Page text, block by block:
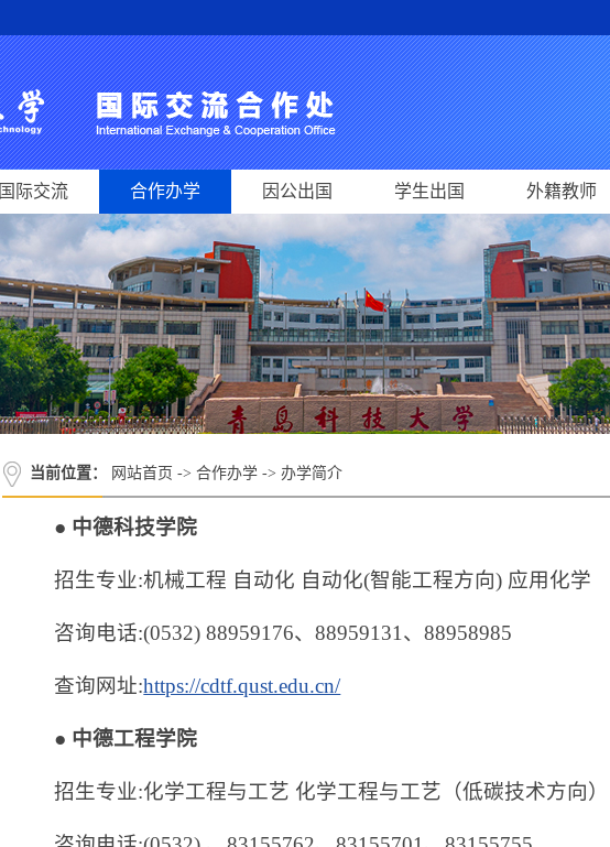
国际交流 合作办学 因公出国 学生出国 外籍教师
当前位置： 网站首页 -> 合作办学 -> 办学简介
● 中德科技学院
招生专业:机械工程 自动化 自动化(智能工程方向) 应用化学
咨询电话:(0532) 88959176、88959131、88958985
查询网址:https://cdtf.qust.edu.cn/
● 中德工程学院
招生专业:化学工程与工艺 化学工程与工艺（低碳技术方向）